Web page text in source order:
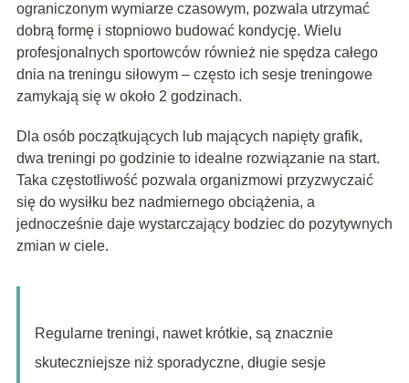
ograniczonym wymiarze czasowym, pozwala utrzymać
dobrą formę i stopniowo budować kondycję. Wielu
profesjonalnych sportowców również nie spędza całego
dnia na treningu siłowym – często ich sesje treningowe
zamykają się w około 2 godzinach.
Dla osób początkujących lub mających napięty grafik,
dwa treningi po godzinie to idealne rozwiązanie na start.
Taka częstotliwość pozwala organizmowi przyzwyczaić
się do wysiłku bez nadmiernego obciążenia, a
jednocześnie daje wystarczający bodziec do pozytywnych
zmian w ciele.
Regularne treningi, nawet krótkie, są znacznie
skuteczniejsze niż sporadyczne, długie sesje